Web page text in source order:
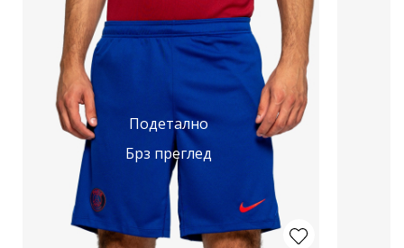
Подетално
Брз преглед